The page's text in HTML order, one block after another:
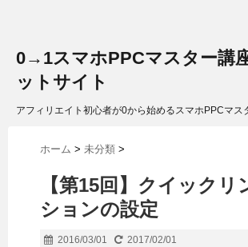
0→1スマホPPCマスター講
ットサイト
アフィリエイト初心者が0から始めるスマホPPCマス
ホーム > 未分類 >
【第15回】クイックリ
ションの設定
2016/03/01 2017/02/01